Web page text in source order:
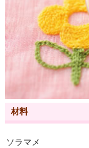
材料
ソラマメ